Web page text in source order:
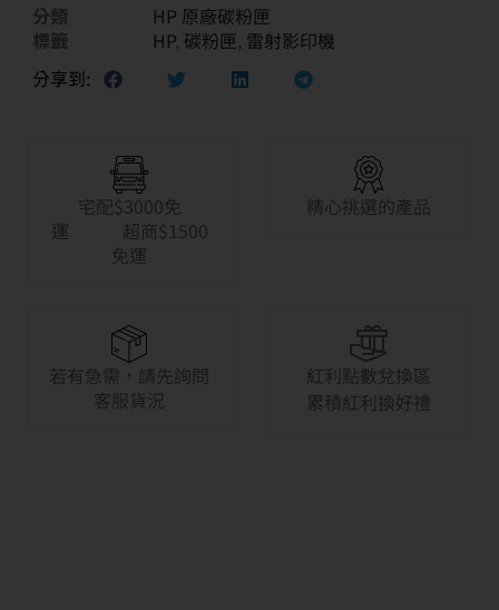
分類
HP 原廠碳粉匣
標籤
HP, 碳粉匣, 雷射影印機
分享到:
宅配$3000免
運 超商$1500
免運
精心挑選的產品
若有急需，請先詢問
客服貨況
紅利點數兌換區
累積紅利換好禮